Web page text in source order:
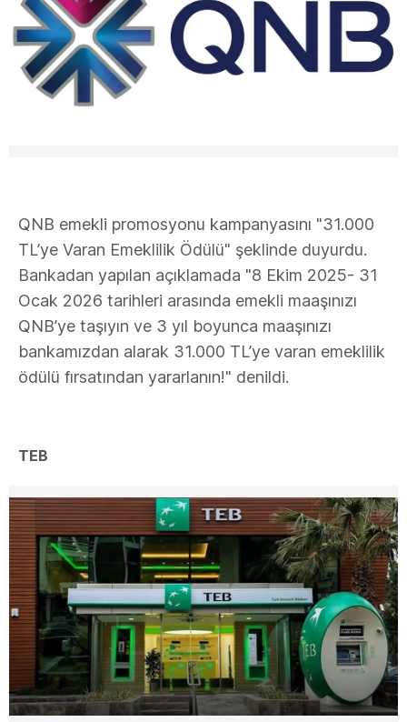
QNB emekli promosyonu kampanyasını "31.000
TL’ye Varan Emeklilik Ödülü" şeklinde duyurdu.
Bankadan yapılan açıklamada "8 Ekim 2025- 31
Ocak 2026 tarihleri arasında emekli maaşınızı
QNB’ye taşıyın ve 3 yıl boyunca maaşınızı
bankamızdan alarak 31.000 TL’ye varan emeklilik
ödülü fırsatından yararlanın!" denildi.
TEB